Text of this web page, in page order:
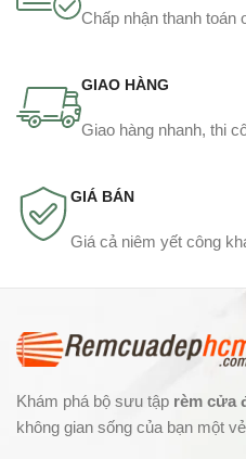
Chấp nhận thanh toán
GIAO HÀNG
Giao hàng nhanh, thi
GIÁ BÁN
Giá cả niêm yết công
Khám phá bộ sưu tập rèm cửa
không gian sống của bạn một